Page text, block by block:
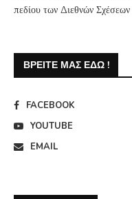
πεδίου των Διεθνών
ΒΡΕΊΤΕ ΜΑΣ ΕΔΏ !
FACEBOOK
YOUTUBE
EMAIL